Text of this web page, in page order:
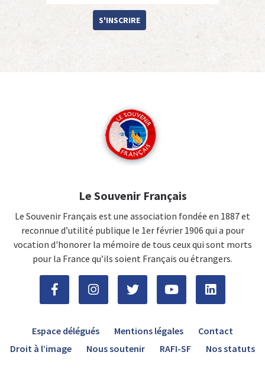
S'INSCRIRE
Le Souvenir Français
Le Souvenir Français est une association fondée en 1887 et
reconnue d’utilité publique le 1er février 1906 qui a pour
vocation d'honorer la mémoire de tous ceux qui sont morts
pour la France qu’ils soient Français ou étrangers.
Espace délégués Mentions légales
Contact
Droit à l’image
Nous soutenir RAFI-SF Nos statuts